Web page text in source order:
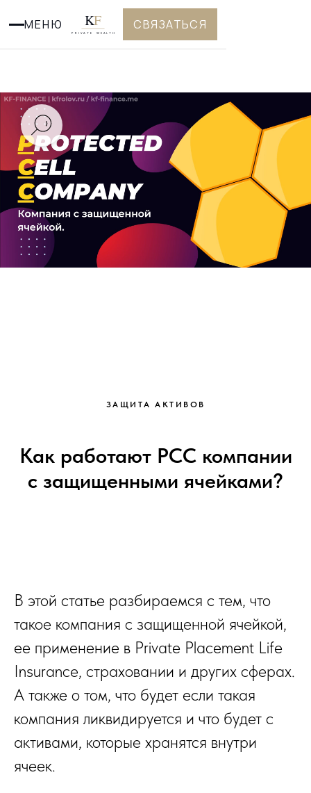
МЕНЮ KF
PRIVATE WEALTH
СВЯЗАТЬСЯ
ЗАЩИТА АКТИВОВ
Как работают PCC компании
с защищенными ячейками?
В этой статье разбираемся с тем, что
такое компания с защищенной ячейкой,
ее применение в Private Placement Life
Insurance, страховании и других сферах.
А также о том, что будет если такая
компания ликвидируется и что будет с
активами, которые хранятся внутри
ячеек.